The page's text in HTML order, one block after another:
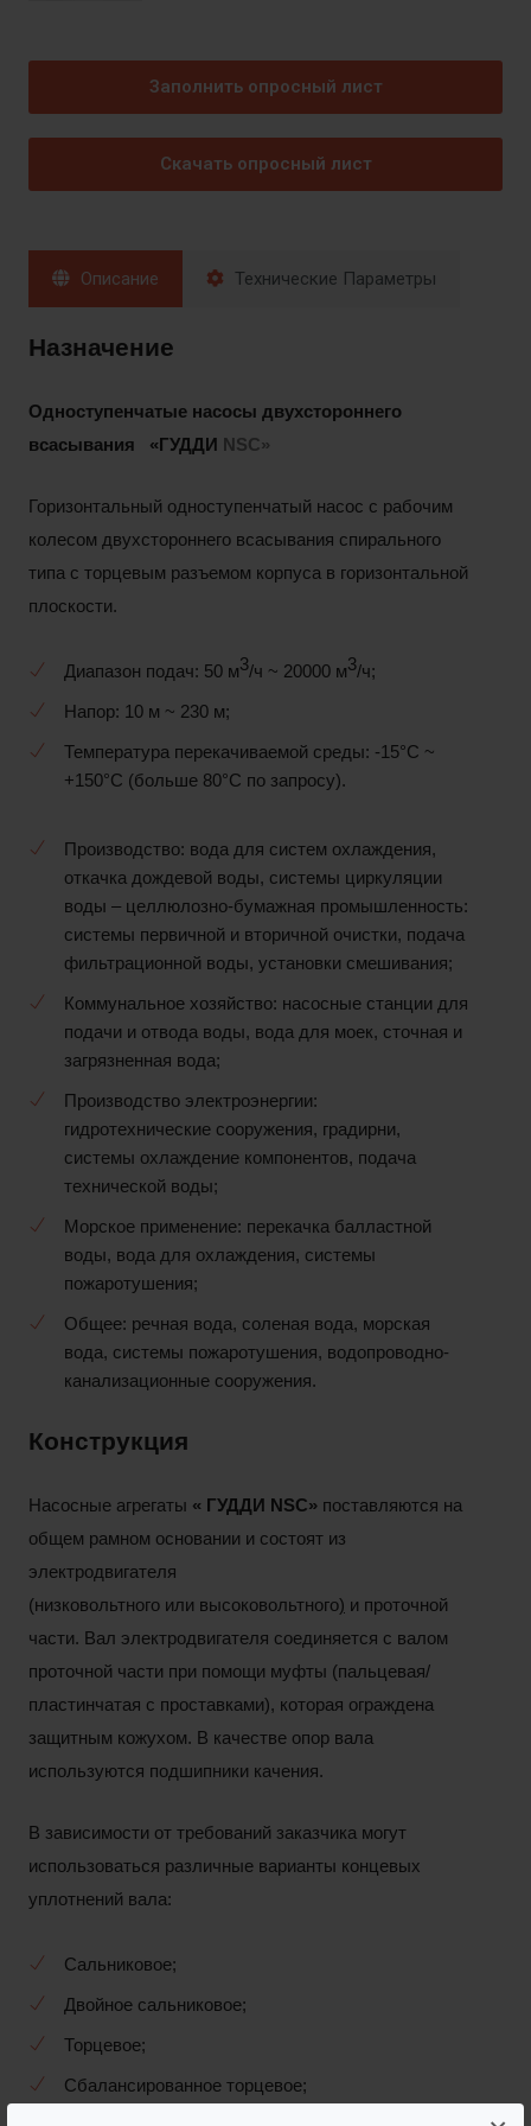
Заполнить опросный лист
Скачать опросный лист
Описание Технические Параметры
Назначение
Одноступенчатые насосы двухстороннего
всасывания «ГУДДИ
NSC»
Горизонтальный одноступенчатый насос с рабочим
колесом двухстороннего всасывания спирального
типа с торцевым разъемом корпуса в горизонтальной
плоскости.
Диапазон подач: 50 м3/ч ~ 20000 м3/ч;
Напор: 10 м ~ 230 м;
Температура перекачиваемой среды: -15°С ~
+150°С (больше 80°С по запросу).
Производство: вода для систем охлаждения,
откачка дождевой воды, системы циркуляции
воды – целлюлозно-бумажная промышленность:
системы первичной и вторичной очистки, подача
фильтрационной воды, установки смешивания;
Коммунальное хозяйство: насосные станции для
подачи и отвода воды, вода для моек, сточная и
загрязненная вода;
Производство электроэнергии:
гидротехнические сооружения, градирни,
системы охлаждение компонентов, подача
технической воды;
Морское применение: перекачка балластной
воды, вода для охлаждения, системы
пожаротушения;
Общее: речная вода, соленая вода, морская
вода, системы пожаротушения, водопроводно-
канализационные сооружения.
Конструкция
Насосные агрегаты « ГУДДИ NSC» поставляются на
общем рамном основании и состоят из
электродвигателя
(низковольтного или высоковольтного) и проточной
части. Вал электродвигателя соединяется с валом
проточной части при помощи муфты (пальцевая/
пластинчатая с проставками), которая ограждена
защитным кожухом. В качестве опор вала
используются подшипники качения.
В зависимости от требований заказчика могут
использоваться различные варианты концевых
уплотнений вала:
Сальниковое;
Двойное сальниковое;
Торцевое;
Сбалансированное торцевое;